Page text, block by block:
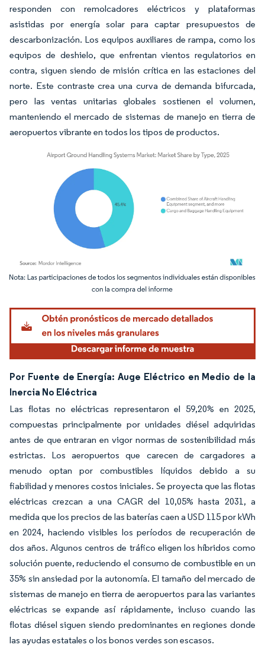
responden con remolcadores eléctricos y plataformas
asistidas por energía solar para captar presupuestos de
descarbonización. Los equipos auxiliares de rampa, como los
equipos de deshielo, que enfrentan vientos regulatorios en
contra, siguen siendo de misión crítica en las estaciones del
norte. Este contraste crea una curva de demanda bifurcada,
pero las ventas unitarias globales sostienen el volumen,
manteniendo el mercado de sistemas de manejo en tierra de
aeropuertos vibrante en todos los tipos de productos.
Imagen © Mordor Intelligence. El uso requiere atribución según CC BY 4.0.
Por Fuente de Energía: Auge Eléctrico en Medio de la
Inercia No Eléctrica
Las flotas no eléctricas representaron el 59,20% en 2025,
compuestas principalmente por unidades diésel adquiridas
antes de que entraran en vigor normas de sostenibilidad más
estrictas. Los aeropuertos que carecen de cargadores a
menudo optan por combustibles líquidos debido a su
fiabilidad y menores costos iniciales. Se proyecta que las flotas
eléctricas crezcan a una CAGR del 10,05% hasta 2031, a
medida que los precios de las baterías caen a USD 115 por kWh
en 2024, haciendo visibles los períodos de recuperación de
dos años. Algunos centros de tráfico eligen los híbridos como
solución puente, reduciendo el consumo de combustible en un
35% sin ansiedad por la autonomía. El tamaño del mercado de
sistemas de manejo en tierra de aeropuertos para las variantes
eléctricas se expande así rápidamente, incluso cuando las
flotas diésel siguen siendo predominantes en regiones donde
las ayudas estatales o los bonos verdes son escasos.